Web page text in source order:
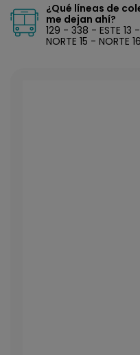
¿Qué líneas de
me dejan ahí?
129 - 338 - ESTE 13
NORTE 15 - NORTE